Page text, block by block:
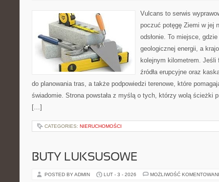
Vulcans to serwis
poczuć potęgę Ziemi w jej
odsłonie. To miejsce,
geologicznej energii, a
kolejnym kilometrem. Jeśli
źródła erupcyjne oraz
do planowania tras, a także podpowiedzi terenowe, które
świadomie. Strona powstała z myślą o tych, którzy wolą ścieżki
[…]
CATEGORIES: NIERUCHOMOŚCI
BUTY LUKSUSOWE
POSTED BY ADMIN LUT - 3 - 2026 MOŻLIWOŚĆ